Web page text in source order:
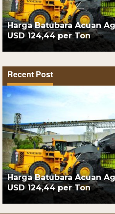
Harga Batubara Acuan
USD 124,44 per Ton
Recent Post
Harga Batubara Acuan
USD 124,44 per Ton